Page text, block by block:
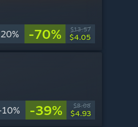
-70% $13.57
$4.05
-39% $8.08
$4.93